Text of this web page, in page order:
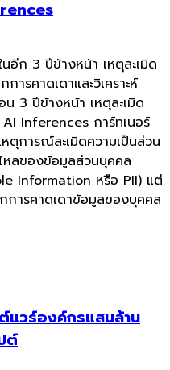
อีก 3 ปีข้างหน้า เหตุละเมิด
ารคาดเดาและวิเคราะห์
3 ปีข้างหน้า เหตุละเมิด
Inferences การ์ทเนอร์
ตุการณ์ละเมิดความเป็นส่วน
หลของข้อมูลส่วนบุคคล
Information หรือ PII) แต่
การคาดเดาข้อมูลของบุคคล
วร์องค์กรแสนล้าน
ต์